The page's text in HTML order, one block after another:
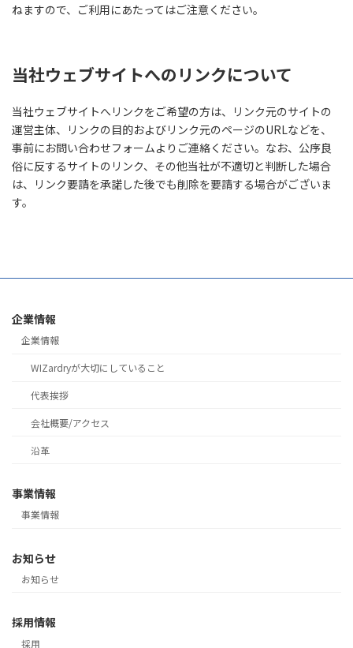
ねますので、ご利用にあたってはご注意ください。
当社ウェブサイトへのリンクについて
当社ウェブサイトへリンクをご希望の方は、リンク元のサイトの
運営主体、リンクの目的およびリンク元のページのURLなどを、
事前にお問い合わせフォームよりご連絡ください。なお、公序良
俗に反するサイトのリンク、その他当社が不適切と判断した場合
は、リンク要請を承諾した後でも削除を要請する場合がございま
す。
企業情報
企業情報
WIZardryが大切にしていること
代表挨拶
会社概要/アクセス
沿革
事業情報
事業情報
お知らせ
お知らせ
採用情報
採用